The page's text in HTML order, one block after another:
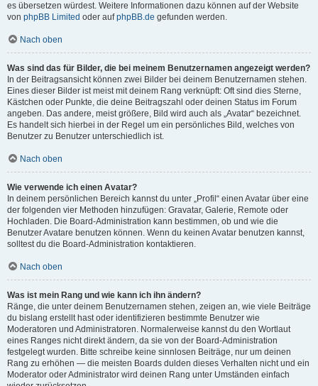
es übersetzen würdest. Weitere Informationen dazu können auf der Website
von phpBB Limited oder aufphpBB.de gefunden werden.
Nach oben
Was sind das für Bilder, die bei meinem Benutzernamen angezeigt werden?
In der Beitragsansicht können zwei Bilder bei deinem Benutzernamen stehen.
Eines dieser Bilder ist meist mit deinem Rang verknüpft: Oft sind dies Sterne,
Kästchen oder Punkte, die deine Beitragszahl oder deinen Status im Forum
angeben. Das andere, meist größere, Bild wird auch als „Avatar“ bezeichnet.
Es handelt sich hierbei in der Regel um ein persönliches Bild, welches von
Benutzer zu Benutzer unterschiedlich ist.
Nach oben
Wie verwende ich einen Avatar?
In deinem persönlichen Bereich kannst du unter „Profil“ einen Avatar über eine
der folgenden vier Methoden hinzufügen: Gravatar, Galerie, Remote oder
Hochladen. Die Board-Administration kann bestimmen, ob und wie die
Benutzer Avatare benutzen können. Wenn du keinen Avatar benutzen kannst,
solltest du die Board-Administration kontaktieren.
Nach oben
Was ist mein Rang und wie kann ich ihn ändern?
Ränge, die unter deinem Benutzernamen stehen, zeigen an, wie viele Beiträge
du bislang erstellt hast oder identifizieren bestimmte Benutzer wie
Moderatoren und Administratoren. Normalerweise kannst du den Wortlaut
eines Ranges nicht direkt ändern, da sie von der Board-Administration
festgelegt wurden. Bitte schreibe keine sinnlosen Beiträge, nur um deinen
Rang zu erhöhen — die meisten Boards dulden dieses Verhalten nicht und ein
Moderator oder Administrator wird deinen Rang unter Umständen einfach